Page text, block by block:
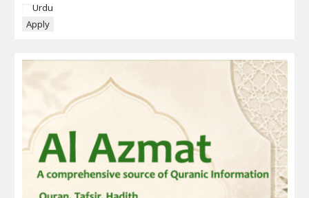
Language
Urdu
Apply